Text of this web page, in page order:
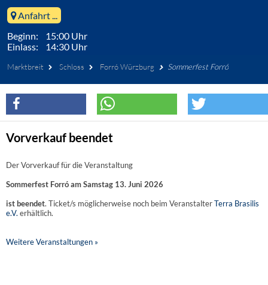
Anfahrt ...
Beginn: 15:00 Uhr
Einlass: 14:30 Uhr
Marktbreit Schloss Forró Würzburg Sommerfest Forró
Vorverkauf beendet
Der Vorverkauf für die Veranstaltung
Sommerfest Forró am Samstag 13. Juni 2026
ist beendet. Ticket/s möglicherweise noch beim VeranstalterTerra Brasilis
e.V. erhältlich.
Weitere Veranstaltungen »